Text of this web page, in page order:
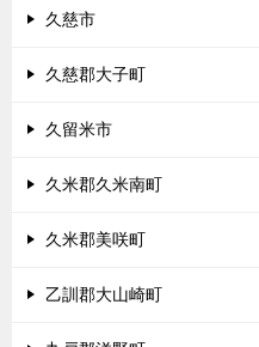
久慈市
久慈郡大子町
久留米市
久米郡久米南町
久米郡美咲町
乙訓郡大山崎町